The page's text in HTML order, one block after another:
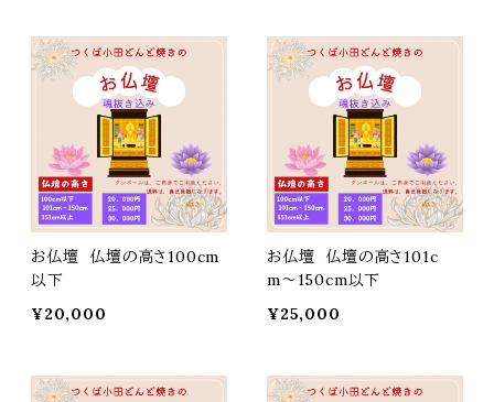
お仏壇 仏壇の高さ100cm
以下
¥20,000
お仏壇 仏壇の高さ101c
m〜150cm以下
¥25,000